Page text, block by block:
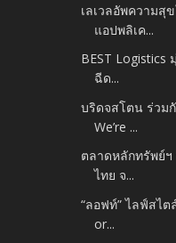
เลเวลอัพความสุ
แอปพลิเค...
BEST Logistics
ฉีด...
บริดจสโตน ร่วม
We’re ...
ตลาดหลักทรัพย์
ไทย จ...
“ลอฟท์” ไลฟ์สไ
or...